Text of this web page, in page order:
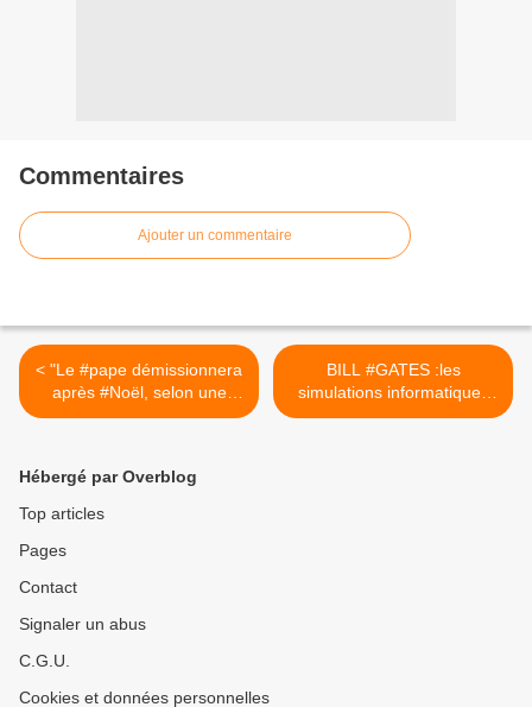
Commentaires
Ajouter un commentaire
< "Le #pape démissionnera
après #Noël, selon une
source du Vatican. »
BILL #GATES :les
simulations informatiques
suggèrent que la
Hébergé par Overblog
Top articles
Pages
Contact
Signaler un abus
C.G.U.
Cookies et données personnelles